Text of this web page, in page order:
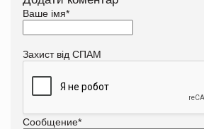
Ваше імя*
Захист від СПАМ
Сообщение*